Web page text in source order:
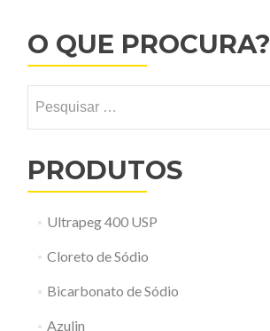
Post
O QUE PROCURA?
por:
PRODUTOS
Ultrapeg 400 USP
Cloreto de Sódio
Bicarbonato de Sódio
Azulin